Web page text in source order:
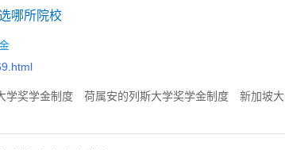
哪所院校
学奖学金制度 荷属安的列斯大学奖学金制度
新加坡大
刚果共和国大学本科生奖学金